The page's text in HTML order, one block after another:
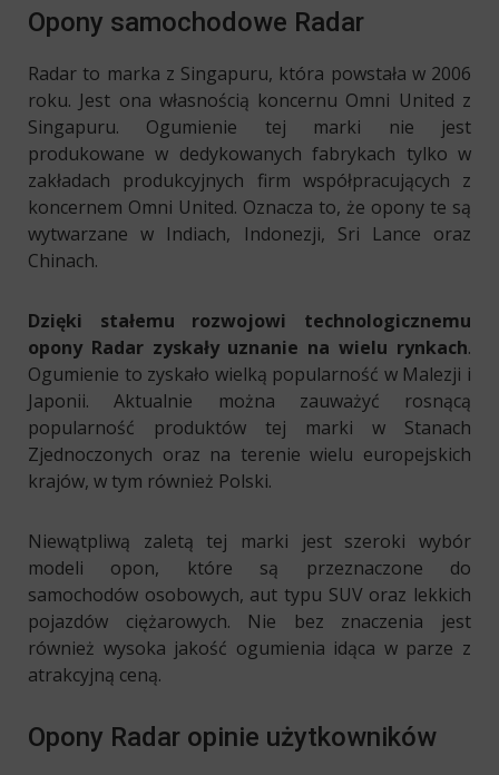
Opony samochodowe Radar
Radar to marka z Singapuru, która powstała w 2006
roku. Jest ona własnością koncernu Omni United z
Singapuru. Ogumienie tej marki nie jest
produkowane w dedykowanych fabrykach tylko w
zakładach produkcyjnych firm współpracujących z
koncernem Omni United. Oznacza to, że opony te są
wytwarzane w Indiach, Indonezji, Sri Lance oraz
Chinach.
Dzięki stałemu rozwojowi technologicznemu
opony Radar zyskały uznanie na wielu rynkach.
Ogumienie to zyskało wielką popularność w Malezji i
Japonii. Aktualnie można zauważyć rosnącą
popularność produktów tej marki w Stanach
Zjednoczonych oraz na terenie wielu europejskich
krajów, w tym również Polski.
Niewątpliwą zaletą tej marki jest szeroki wybór
modeli opon, które są przeznaczone do
samochodów osobowych, aut typu SUV oraz lekkich
pojazdów ciężarowych. Nie bez znaczenia jest
również wysoka jakość ogumienia idąca w parze z
atrakcyjną ceną.
Opony Radar opinie użytkowników